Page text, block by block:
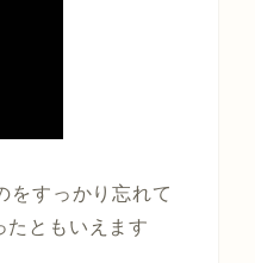
をすっかり忘れて
ともいえます